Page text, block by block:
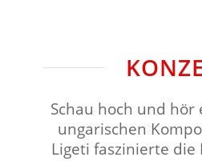
Schau hoch und hör
ungarischen
Ligeti faszinierte die